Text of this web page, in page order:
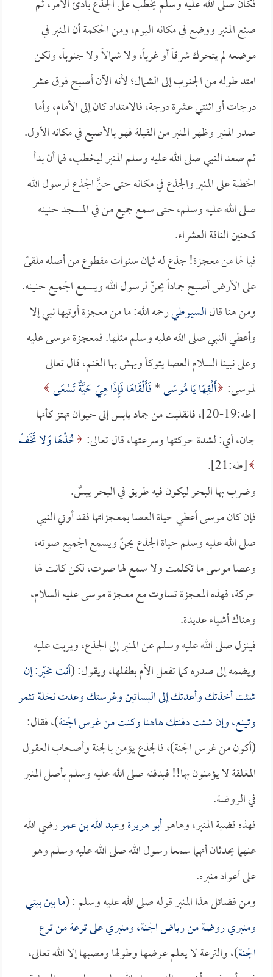
فكان صلى الله عليه وسلم يخطب على الجذع بادئ الأمر، ثم
صنع المنبر ووضع في مكانه اليوم، ومن الحكمة أن المنبر في
موضعه لم يتحرك شرقاً أو غرباً، ولا شمالاً ولا جنوباً، ولكن
امتد طوله من الجنوب إلى الشمال؛ لأنه الآن أصبح فوق عشر
درجات أو اثنتي عشرة درجة، فالامتداد كان إلى الأمام، وأما
صدر المنبر وظهر المنبر من القبلة فهو بالأصبع في مكانه الأول.
ثم صعد النبي صلى الله عليه وسلم المنبر ليخطب، فما أن بدأ
الخطبة على المنبر والجذع في مكانه حتى حنَّ الجذع لرسول الله
صلى الله عليه وسلم، حتى سمع جميع من في المسجد حنينه
كحنين الناقة العشراء.
فيا لها من معجزة! جذع له ثمان سنوات مقطوع من أصله ملقىً
على الأرض أصبح جماداً يحنّ لرسول الله ويسمع الجميع حنينه.
ومن هنا قالالسيوطيرحمه الله: ما من معجزة أوتيها نبي إلا
وأعطي النبي صلى الله عليه وسلم مثلها. فمعجزة موسى عليه
وعلى نبينا السلام العصا يتوكأ ويهش بها الغنم، قال تعالى
لموسى: أَلْقِهَا يَا مُوسَى*فَأَلْقَاهَا فَإِذَا هِيَ حَيَّةٌ تَسْعَى
[طه:19-20]، فانقلبت من جماد يابس إلى حيوان تهتز كأنها
جان، أي: لشدة حركتها وسرعتها، قال تعالى: خُذْهَا وَلا تَخَفْ
[طه:21].
وضرب بها البحر ليكون فيه طريق في البحر يبسٌ.
فإن كان موسى أعطي حياة العصا بمعجزاتها فقد أوتي النبي
صلى الله عليه وسلم حياة الجذع يحنّ ويسمع الجميع صوته،
وعصا موسى ما تكلمت ولا سمع لها صوت، لكن كانت لها
حركة، فهذه المعجزة تساوت مع معجزة موسى عليه السلام،
وهناك أشياء عديدة.
فينزل صلى الله عليه وسلم عن المنبر إلى الجذع، ويربت عليه
ويضمه إلى صدره كما تفعل الأم بطفلها، ويقول: (أنت مخيّر: إن
شئت أخذتك وأعدتك إلى البساتين وغرستك وعدت نخلة تثمر
وتينع، وإن شئت دفنتك هاهنا وكنت من غرس الجنة)، فقال:
(أكون من غرس الجنة)، فالجذع يؤمن بالجنة وأصحاب العقول
المغلقة لا يؤمنون بها!! فيدفنه صلى الله عليه وسلم بأصل المنبر
في الروضة.
فهذه قضية المنبر، وهاهوأبو هريرةوعبد الله بن عمررضي الله
عنهما يحدثان أنهما سمعا رسول الله صلى الله عليه وسلم وهو
على أعواد منبره.
ومن فضائل هذا المنبر قوله صلى الله عليه وسلم : (ما بين بيتي
ومنبري روضة من رياض الجنة، ومنبري على ترعة من ترع
الجنة)، والترعة لا يعلم عرضها وطولها ومصبها إلا الله تعالى،